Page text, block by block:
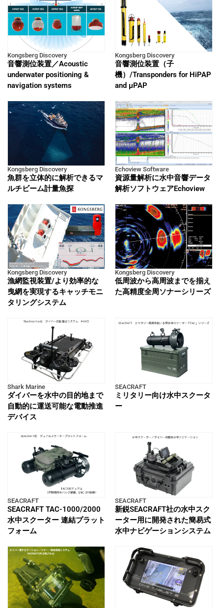
Kongsberg Discovery
音響測位装置／Acoustic
underwater positioning &
navigation systems
Kongsberg Discovery
音響測位装置（子
機）/Transponders for HiPAP
and μPAP
Kongsberg Discovery
魚群を立体的に解析できるマ
ルチビーム計量魚探
Echoview Software
資源量解析に水中音響データ
解析ソフトウェアEchoview
Kongsberg Discovery
漁網監視装置/より効率的な
曳網を実現するキャッチモニ
タリングシステム
Kongsberg Discovery
低周波から高周波までを揃え
た高精度全周ソナーシリーズ
Shark Marine
ダイバーを水中の目的地まで
自動的に運送可能な電動推進
デバイス
SEACRAFT
ミリタリー向け水中スクータ
ー
SEACRAFT
SEACRAFT TAC-1000/2000
水中スクーター 連結プラット
フォーム
SEACRAFT
新鋭SEACRAFT社の水中スク
ーター用に開発された簡易式
水中ナビゲーションシステム